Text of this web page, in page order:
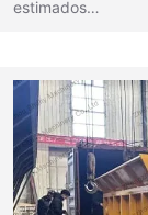
estimados…